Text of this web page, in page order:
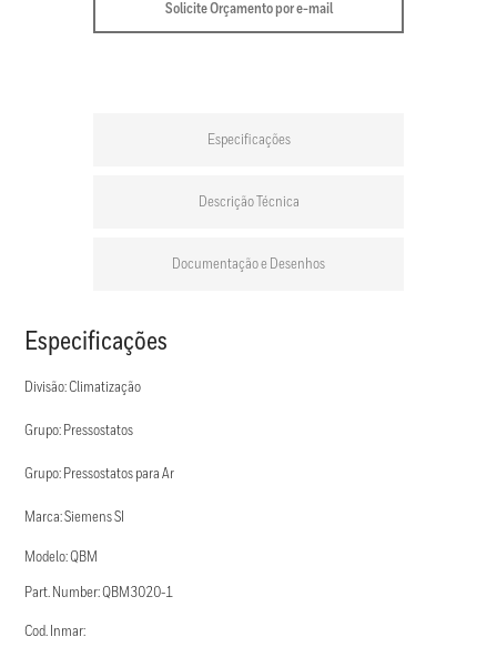
Solicite Orçamento por e-mail
Especificações
Descrição Técnica
Documentação e Desenhos
Especificações
Divisão: Climatização
Grupo: Pressostatos
Grupo: Pressostatos para Ar
Marca: Siemens SI
Modelo: QBM
Part. Number: QBM3020-1
Cod. Inmar: